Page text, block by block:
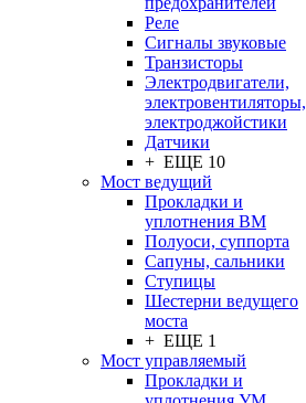
Реле
Сигналы звуковые
Транзисторы
Электродвигатели,
электровентиляторы,
электроджойстики
Датчики
+ ЕЩЕ 10
Мост ведущий
Прокладки и
уплотнения ВМ
Полуоси, суппорта
Сапуны, сальники
Ступицы
Шестерни ведущего
моста
+ ЕЩЕ 1
Мост управляемый
Прокладки и